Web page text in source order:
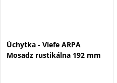
Úchytka - Viefe ARPA
Mosadz rustikálna 192 mm